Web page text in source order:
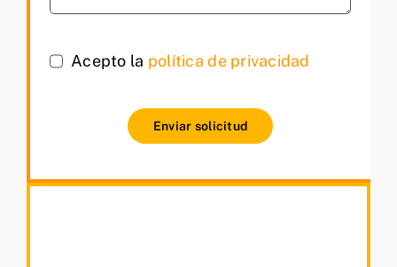
Acepto la política de privacidad
Enviar solicitud